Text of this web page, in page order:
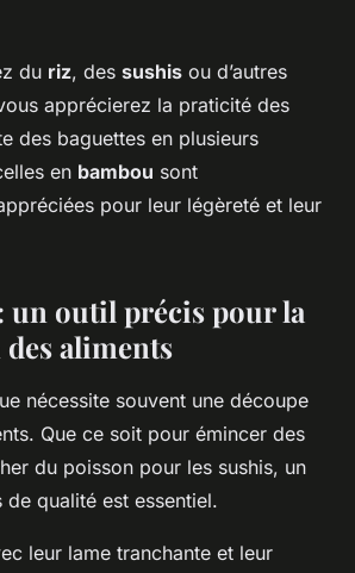
du riz, des sushis ou d’autres
apprécierez la praticité des
des baguettes en plusieurs
en bambou sont
pour leur légèreté et leur
un outil précis pour la
aliments
nécessite souvent une découpe
Que ce soit pour émincer des
du poisson pour les sushis, un
de qualité est essentiel.
leur lame tranchante et leur